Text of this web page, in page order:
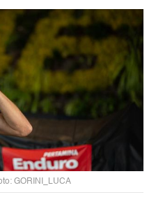
GORINI_LUCA